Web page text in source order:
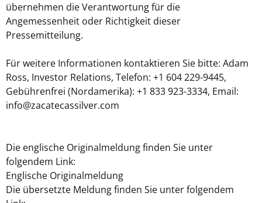
übernehmen die Verantwortung für die
Angemessenheit oder Richtigkeit dieser
Pressemitteilung.
Für weitere Informationen kontaktieren Sie bitte: Adam
Ross, Investor Relations, Telefon: +1 604 229-9445,
Gebührenfrei (Nordamerika): +1 833 923-3334, Email:
info@zacatecassilver.com
Die englische Originalmeldung finden Sie unter
folgendem Link:
Englische Originalmeldung
Die übersetzte Meldung finden Sie unter folgendem